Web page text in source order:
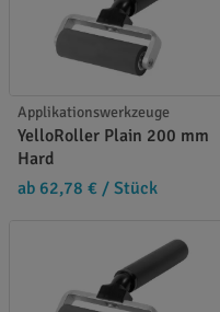
Applikationswerkzeuge
YelloRoller Plain 200 mm
Hard
ab 62,78 € / Stück